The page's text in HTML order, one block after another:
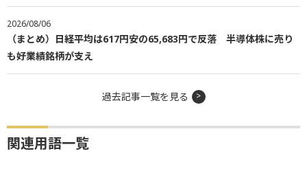
2026/08/06
（まとめ）日経平均は617円安の65,683円で反落 半導体株に売り
も好業績銘柄が支え
過去記事一覧を見る
関連用語一覧